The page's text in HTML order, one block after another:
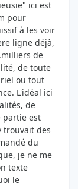
ici est
pour
à les voir
ligne déjà,
de
de toute
ou tout
L'idéal ici
de
partie est
trouvait des
du
je ne me
texte
le